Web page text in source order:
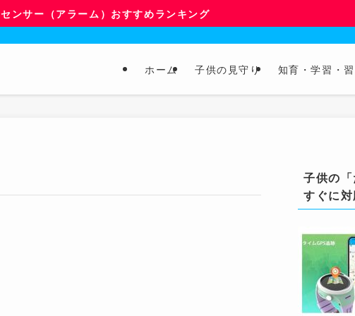
ンサー（アラーム）おすすめランキング
ホーム 子供の見守り 知育・学習・
子供の
すぐに